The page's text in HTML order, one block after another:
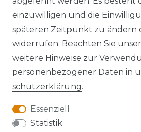
einzuwilligen und die
späteren Zeitpunkt zu ändern
widerrufen. Beachten Sie unser
weitere Hinweise zur
personenbezogener Daten in
schutz­erklärung.
Essenziell
Statistik
VERTRAG WIDERRUFEN